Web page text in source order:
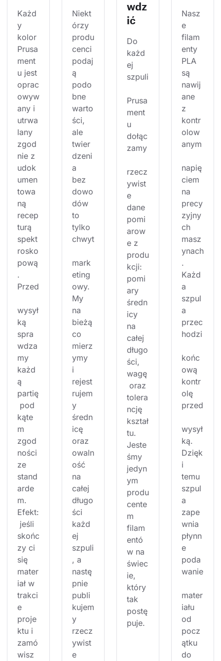
Każd
y
kolor
Prusa
ment
u jest
oprac
owyw
any i
utrwa
lany
zgod
nie z
udok
umen
towa
ną
recep
turą
spekt
rosko
pową
.
Przed
wysył
ką
spra
wdza
my
każd
ą
partię
pod
kąte
m
zgod
ności
ze
stand
arde
m.
Efekt:
jeśli
skońc
zy ci
się
mater
iał w
trakci
e
proje
ktu i
zamó
wisz
Niekt
órzy
produ
cenci
podaj
ą
podo
bne
warto
ści,
ale
twier
dzeni
a
bez
dowo
dów
to
tylko
chwyt
mark
eting
owy.
My
na
bieżą
co
mierz
ymy
i
rejest
rujem
y
średn
icę
oraz
owaln
ość
na
całej
długo
ści
każd
ej
szpuli
, a
nastę
pnie
publi
kujem
y
rzecz
ywist
e
wdz
ić
Do
każd
ej
szpuli
Prusa
ment
u
dołąc
zamy
rzecz
ywist
e
dane
pomi
arow
e z
produ
kcji:
pomi
ary
średn
icy
na
całej
długo
ści,
wagę
oraz
tolera
ncję
kształ
tu.
Jeste
śmy
jedyn
ym
produ
cente
m
filam
entó
w na
świec
ie,
który
tak
postę
puje.
Nasz
e
filam
enty
PLA
są
nawij
ane
z
kontr
olow
anym
napię
ciem
na
precy
zyjny
ch
masz
ynach
.
Każd
a
szpul
a
przec
hodzi
końc
ową
kontr
olę
przed
wysył
ką.
Dzięk
i
temu
szpul
a
zape
wnia
płynn
e
poda
wanie
mater
iału
od
pocz
ątku
do